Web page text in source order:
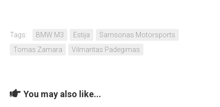
Tags: BMW M3 Estija
Samsonas Motorsports
Tomas Zamara
Vilmantas Padegimas
You may also like...